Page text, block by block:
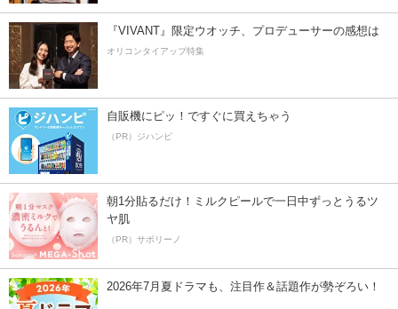
『VIVANT』限定ウオッチ、プロデューサーの感想は
オリコンタイアップ特集
自販機にピッ！ですぐに買えちゃう
（PR）ジハンピ
朝1分貼るだけ！ミルクピールで一日中ずっとうるツ
ヤ肌
（PR）サボリーノ
2026年7月夏ドラマも、注目作＆話題作が勢ぞろい！